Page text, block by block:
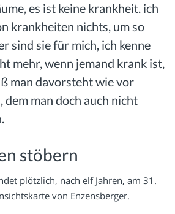
es ist keine krankheit. ich
krankheiten nichts, um so
sind sie für mich, ich kenne
mehr, wenn jemand krank ist,
man davorsteht wie vor
dem man doch auch nicht
stöbern
plötzlich, nach elf Jahren, am 31.
von Enzensberger.